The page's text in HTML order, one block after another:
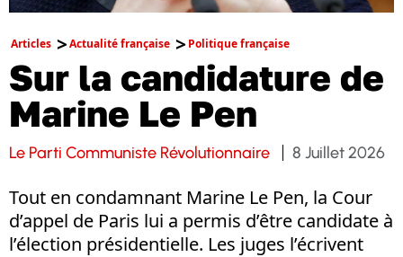
Articles Actualité française Politique française
Sur la candidature de
Marine Le Pen
Le Parti Communiste Révolutionnaire 8 Juillet 2026
Tout en condamnant Marine Le Pen, la Cour
d’appel de Paris lui a permis d’être candidate à
l’élection présidentielle. Les juges l’écrivent